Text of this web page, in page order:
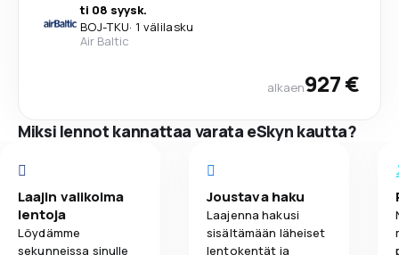
ti 08 syysk.
BOJ-TKU· 1 välilasku
Air Baltic
alkaen927 €
Miksi lennot kannattaa varata eSkyn kautta?
Laajin valikoima
lentoja
Löydämme
sekunneissa sinulle
Joustava haku
Laajenna hakusi
sisältämään läheiset
lentokentät ja